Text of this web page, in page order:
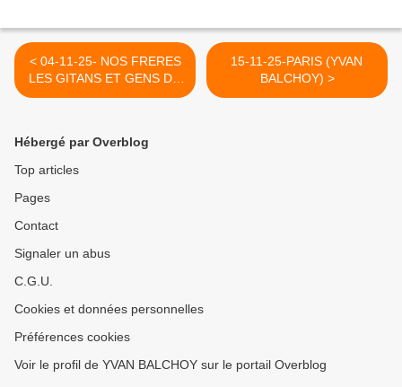
< 04-11-25- NOS FRERES
LES GITANS ET GENS DU
VOYAGE MALTRAITES EN
EN 2010)
15-11-25-PARIS (YVAN
BALCHOY) >
Hébergé par Overblog
Top articles
Pages
Contact
Signaler un abus
C.G.U.
Cookies et données personnelles
Préférences cookies
Voir le profil de YVAN BALCHOY sur le portail Overblog